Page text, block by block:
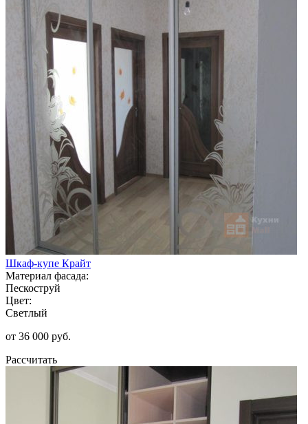
Шкаф-купе Крайт
Материал фасада:
Пескоструй
Цвет:
Светлый
от 36 000 руб.
Рассчитать